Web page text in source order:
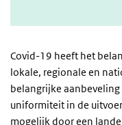
Covid-19 heeft het
lokale, regionale en
belangrijke
uniformiteit in de
mogelijk door een